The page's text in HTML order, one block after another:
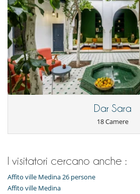
Dar Sara
18 Camere
I visitatori cercano anche :
Affito ville Medina 26 persone
Affito ville Medina